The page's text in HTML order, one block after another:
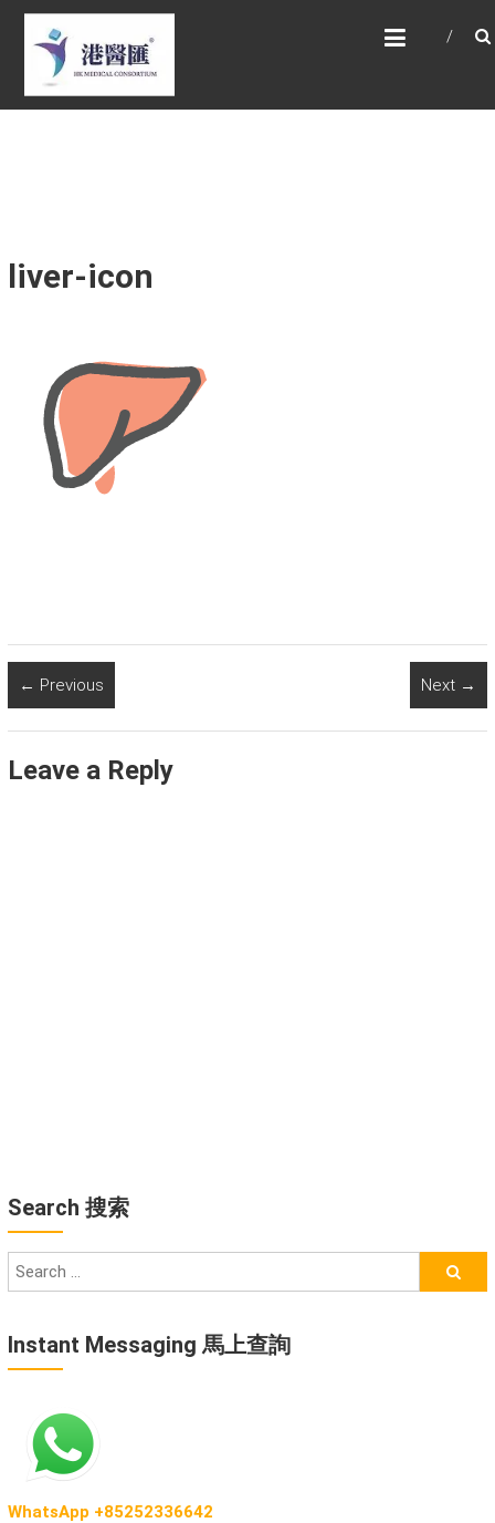
Skip
content
HONG KONG MEDICAL
CONSORTIUM LIMITED 港
醫匯
HEALTH CARE 醫健服務, GENERAL PRACTICE
liver-icon
← Previous Next →
Leave a Reply
Search 搜索
Instant Messaging 馬上查詢
WhatsApp +85252336642